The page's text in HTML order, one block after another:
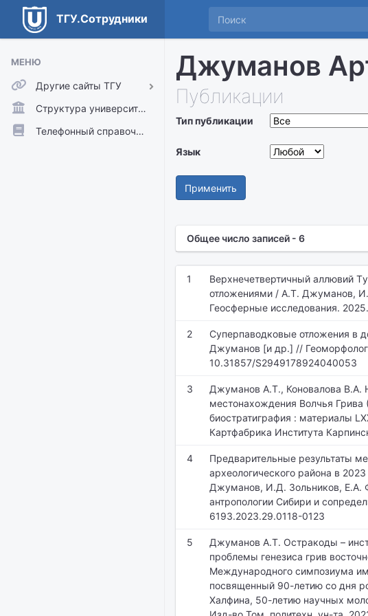
ТГУ.Сотрудники
МЕНЮ
Другие сайты ТГУ
ТГУ.Аккаунты
ТГУ.Расписание
Структура университета
Телефонный справочник
Джуманов
Публикации
Тип публикации
Язык
Применить
Общее число записей - 6
1
Верхнечетвертичный аллювий
отложениями / А.Т. Джуманов,
Геосферные исследования.
2
Суперпаводковые отложения в
Джуманов [и др.] //
10.31857/S2949178924040053
3
Джуманов А.Т., Коновалова В.А.
местонахождения Волчья
биостратиграфия : материалы
Картфабрика Института
4
Предварительные результаты
археологического района в
Джуманов, И.Д. Зольников, Е.А.
антропологии Сибири и
6193.2023.29.0118-0123
5
Джуманов А.Т. Остракоды –
проблемы генезиса грив
Международного симпозиума
посвященный 90-летию со дня
Халфина, 50-летию научных